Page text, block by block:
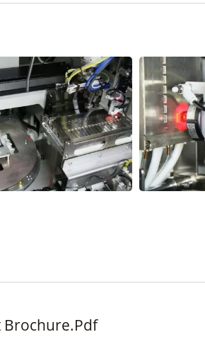
Brochure.pdf